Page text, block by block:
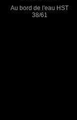
Au bord de l'eau HST
38/61